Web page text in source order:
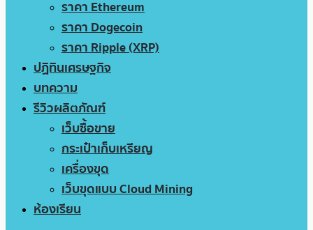
ราคา Ethereum
ราคา Dogecoin
ราคา Ripple (XRP)
ปฏิทินเศรษฐกิจ
บทความ
รีวิวผลิตภัณฑ์
เว็บซื้อขาย
กระเป๋าเก็บเหรียญ
เครื่องขุด
เว็บขุดแบบ Cloud Mining
ห้องเรียน